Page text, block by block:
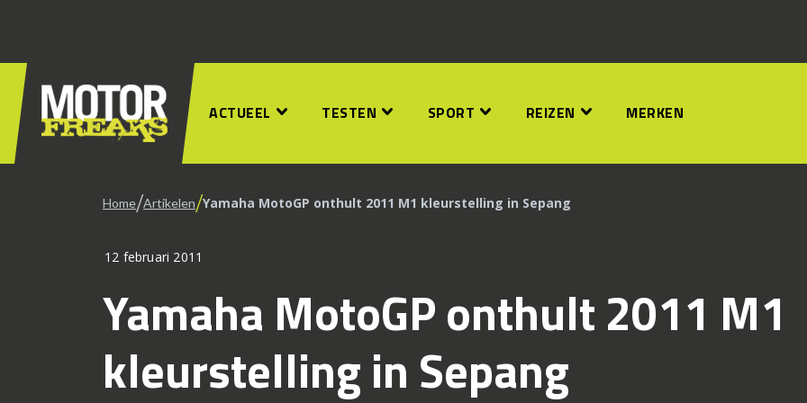
ACTUEEL TESTEN SPORT REIZEN MERKEN
Home/Artikelen/Yamaha MotoGP onthult 2011 M1 kleurstelling in Sepang
12 februari 2011
Yamaha MotoGP onthult 2011 M1
kleurstelling in Sepang